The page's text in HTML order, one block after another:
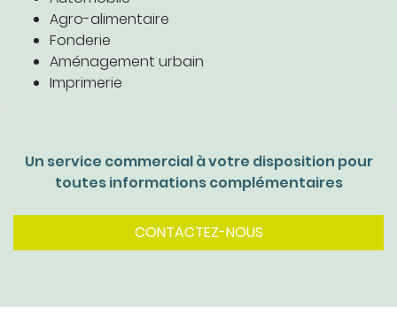
Agro-alimentaire
Fonderie
Aménagement urbain
Imprimerie
Un service commercial à votre disposition pour
toutes informations complémentaires
CONTACTEZ-NOUS